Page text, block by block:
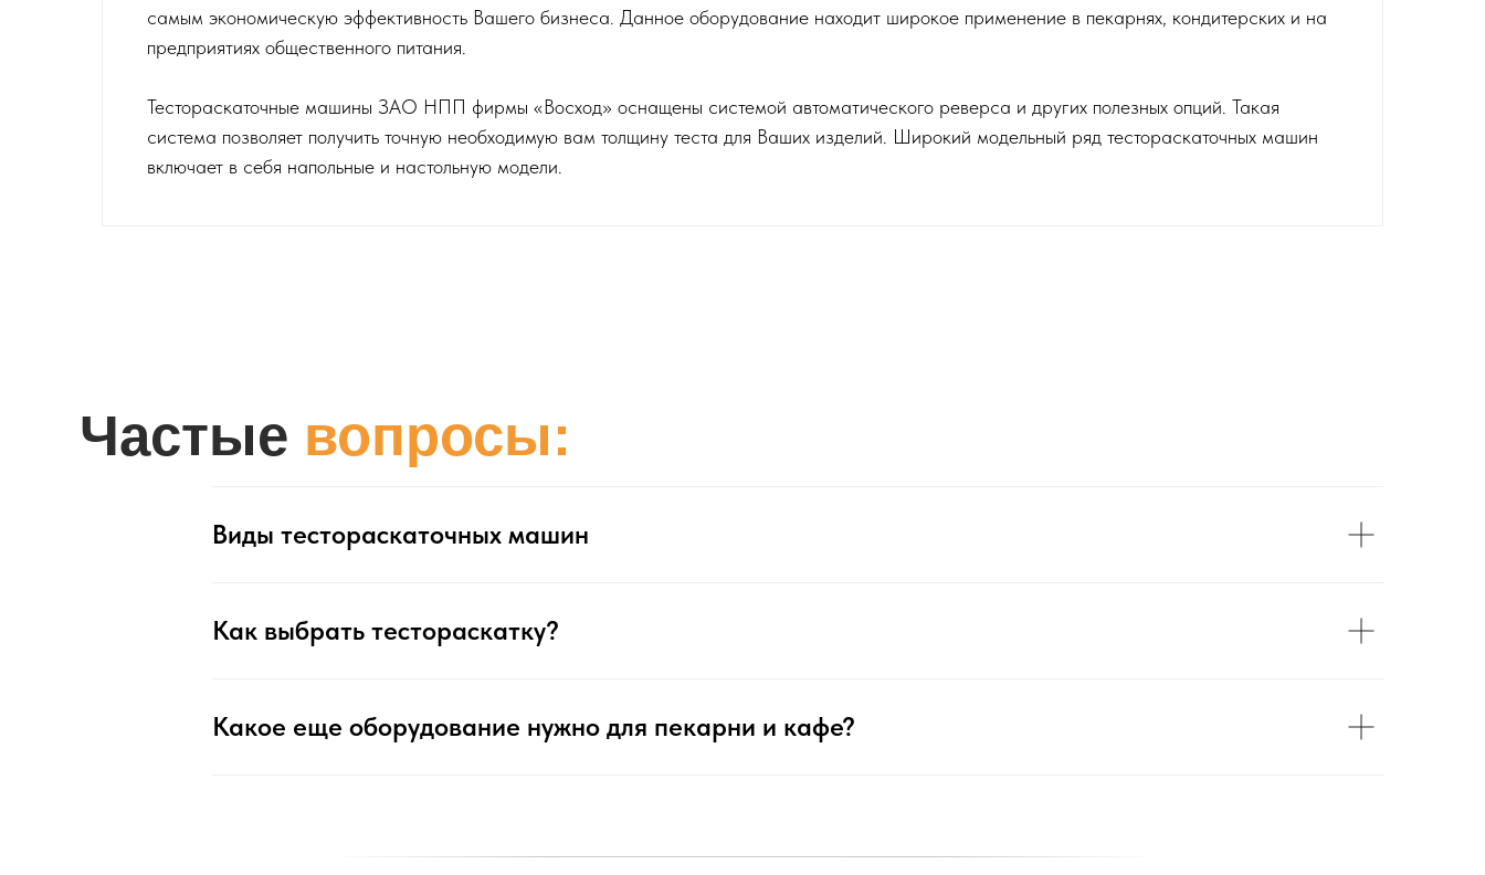
самым экономическую эффективность Вашего бизнеса. Данное оборудование находит широкое применение в пекарнях, кондитерских и на
предприятиях общественного питания.
Тестораскаточные машины ЗАО НПП фирмы «Восход» оснащены системой автоматического реверса и других полезных опций. Такая
система позволяет получить точную необходимую вам толщину теста для Ваших изделий. Широкий модельный ряд тестораскаточных машин
включает в себя напольные и настольную модели.
Частые вопросы:
Виды тестораскаточных машин
Как выбрать тестораскатку?
Какое еще оборудование нужно для пекарни и кафе?